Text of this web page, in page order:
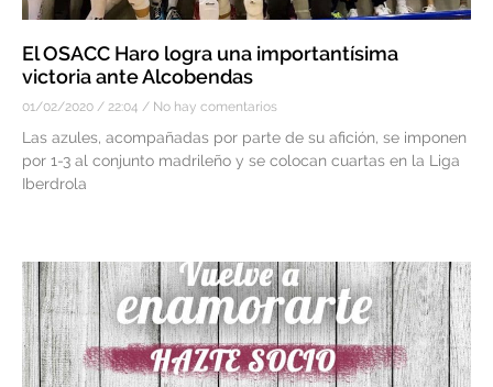
El OSACC Haro logra una importantísima
victoria ante Alcobendas
01/02/2020 22:04 No hay comentarios
Las azules, acompañadas por parte de su afición, se imponen
por 1-3 al conjunto madrileño y se colocan cuartas en la Liga
Iberdrola